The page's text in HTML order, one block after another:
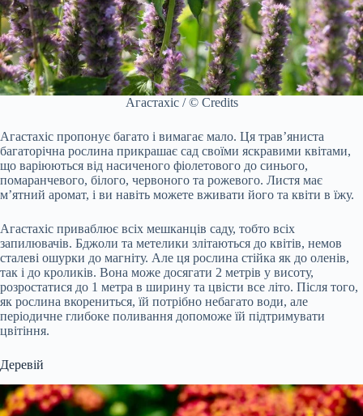
Агастахіс / © Credits
Агастахіс пропонує багато і вимагає мало. Ця трав’яниста
багаторічна рослина прикрашає сад своїми яскравими квітами,
що варіюються від насиченого фіолетового до синього,
помаранчевого, білого, червоного та рожевого. Листя має
м’ятний аромат, і ви навіть можете вживати його та квіти в їжу.
Агастахіс приваблює всіх мешканців саду, тобто всіх
запилювачів. Бджоли та метелики злітаються до квітів, немов
сталеві ошурки до магніту. Але ця рослина стійка як до оленів,
так і до кроликів. Вона може досягати 2 метрів у висоту,
розростатися до 1 метра в ширину та цвісти все літо. Після того,
як рослина вкорениться, їй потрібно небагато води, але
періодичне глибоке поливання допоможе їй підтримувати
цвітіння.
Деревій